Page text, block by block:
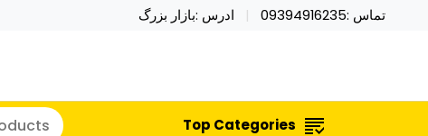
تماس :09394916235 ادرس :بازار بزرگ
نایکر توی فروش عمده لوازم
خرید محصولات خاص فیجت اسباب بازی تراول ماگ
Top Categories